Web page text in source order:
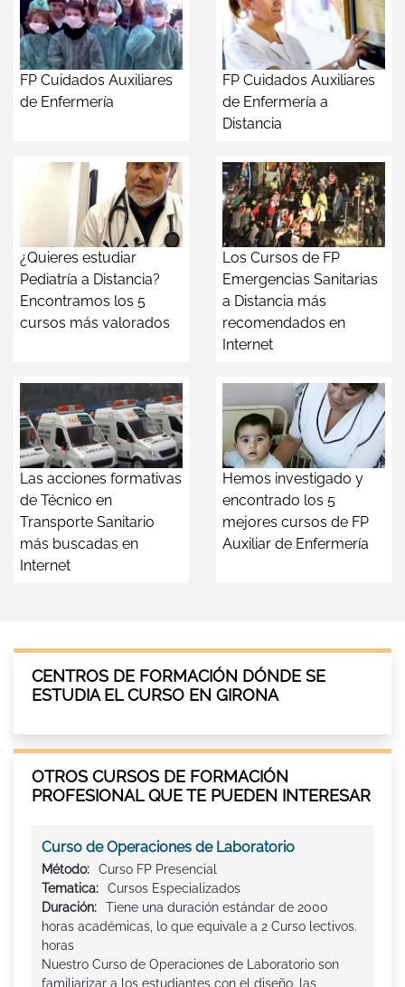
FP Cuidados Auxiliares
de Enfermería
FP Cuidados Auxiliares
de Enfermería a
Distancia
¿Quieres estudiar
Pediatría a Distancia?
Encontramos los 5
cursos más valorados
Los Cursos de FP
Emergencias Sanitarias
a Distancia más
recomendados en
Internet
Las acciones formativas
de Técnico en
Transporte Sanitario
más buscadas en
Internet
Hemos investigado y
encontrado los 5
mejores cursos de FP
Auxiliar de Enfermería
CENTROS DE FORMACIÓN DÓNDE SE
ESTUDIA EL CURSO EN GIRONA
OTROS CURSOS DE FORMACIÓN
PROFESIONAL QUE TE PUEDEN INTERESAR
Curso de Operaciones de Laboratorio
Método:
Curso FP Presencial
Tematica:
Cursos Especializados
Duración:
Tiene una duración estándar de 2000
horas académicas, lo que equivale a 2 Curso lectivos.
horas
Nuestro Curso de Operaciones de Laboratorio son
familiarizar a los estudiantes con el diseño, las